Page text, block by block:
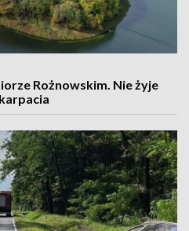
Rożnowskim. Nie żyje